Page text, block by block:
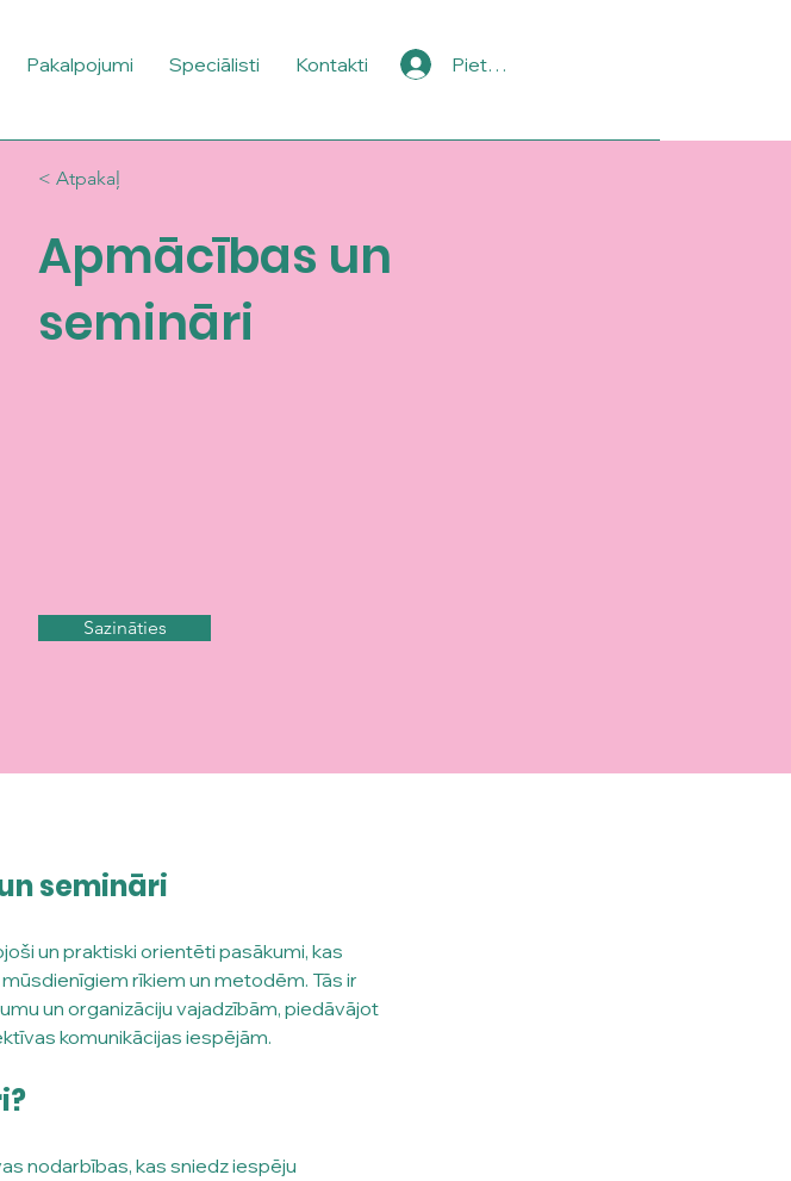
Pakalpojumi Speciālisti Kontakti Pieteikties
< Atpakaļ
Apmācības un
semināri
Sazināties
semināri
un praktiski orientēti pasākumi, kas
rīkiem un metodēm. Tās ir
un organizāciju vajadzībām, piedāvājot
komunikācijas iespējām.
nodarbības, kas sniedz iespēju